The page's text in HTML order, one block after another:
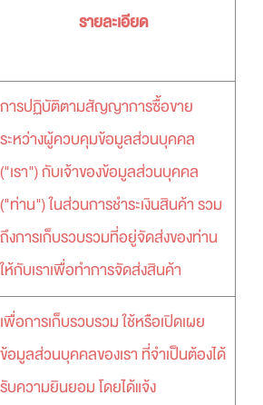
รายละเอียด
การปฏิบัติตามสัญญาการซื้อขาย
ระหว่างผู้ควบคุมข้อมูลส่วนบุคคล
("เรา") กับเจ้าของข้อมูลส่วนบุคคล
("ท่าน") ในส่วนการชำระเงินสินค้า รวม
ถึงการเก็บรวบรวมที่อยู่จัดส่งของท่าน
ให้กับเราเพื่อทำการจัดส่งสินค้า
เพื่อการเก็บรวบรวม ใช้หรือเปิดเผย
ข้อมูลส่วนบุคคลของเรา ที่จำเป็นต้องได้
รับความยินยอม โดยได้แจ้ง